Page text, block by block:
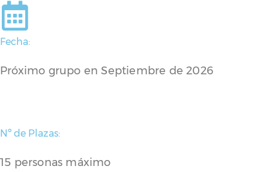
Fecha:
Próximo grupo en Septiembre de 2026
Nº de Plazas:
15 personas máximo